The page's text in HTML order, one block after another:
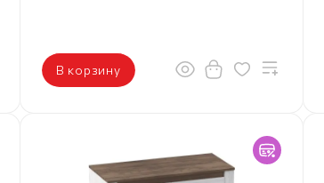
В корзину